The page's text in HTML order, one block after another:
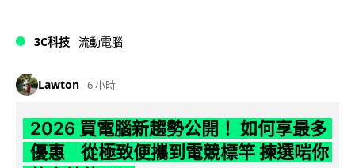
3C科技 流動電腦
Lawton 6 小時
2026 買電腦新趨勢公開！ 如何享最多
優惠 從極致便攜到電競標竿 揀選啱你